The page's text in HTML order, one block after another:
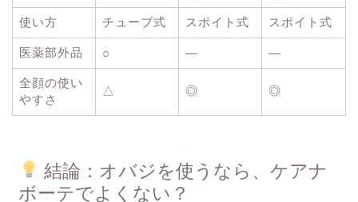
使い方 チューブ式 スポイト式 スポイト式
医薬部外品 ○ ― ―
全顔の使い
やすさ
△ ◎ ◎
結論：オバジを使うなら、ケアナ
ボーテでよくない？